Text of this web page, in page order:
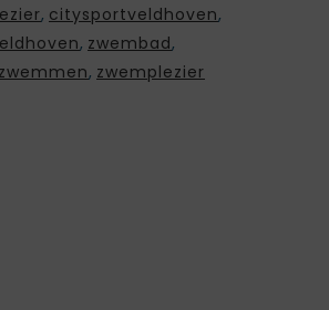
, citysportveldhoven,
, zwembad,
zwemmen, zwemplezier